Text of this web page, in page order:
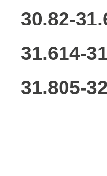
30.82-
31.614-
31.805-